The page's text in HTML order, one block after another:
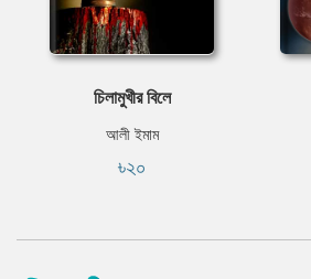
চিলামুখীর বিলে
আলী ইমাম
৳২০